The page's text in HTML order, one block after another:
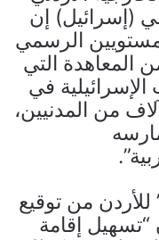
(إسرائيل) إن
الرسمي
المعاهدة التي
في
من المدنيين،
من توقيع
في عام 1994 كان “تسهيل إقامة